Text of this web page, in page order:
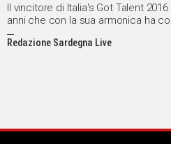
MEDIO
CAMPIDANO
ITALIA
Il vincitore di Italia's Got Talent
anni che con la sua armonica ha
giudici e poi di tutta Italia!
Redazione Sardegna Live